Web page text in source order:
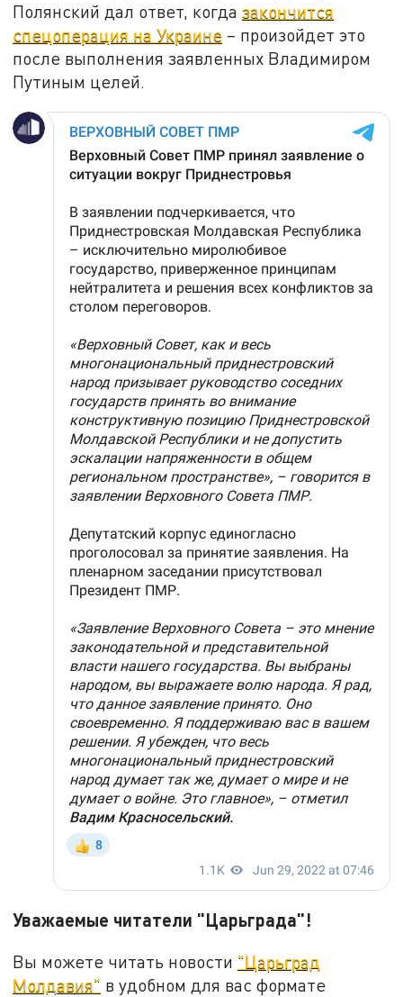
Полянский дал ответ, когдазакончится
спецоперация на Украине – произойдет это
после выполнения заявленных Владимиром
Путиным целей.
Уважаемые читатели "Царьграда"!
Вы можете читать новости "Царьград
Молдавия" в удобном для вас формате